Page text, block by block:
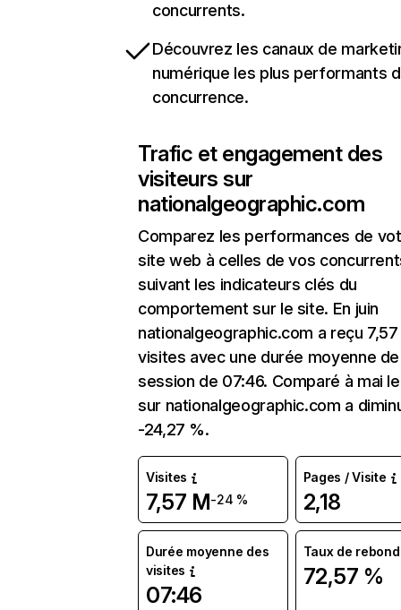
concurrents.
Découvrez les canaux de
numérique les plus performants
concurrence.
Trafic et engagement des
visiteurs sur
nationalgeographic.com
Comparez les performances de
site web à celles de vos
suivant les indicateurs clés du
comportement sur le site. En juin
nationalgeographic.com a reçu 7,57
visites avec une durée moyenne
session de 07:46. Comparé à mai
sur nationalgeographic.com a
-24,27 %.
Visites
7,57 M-24 %
Pages / Visite
2,18
Durée moyenne des
visites
07:46
Taux de rebond
72,57 %